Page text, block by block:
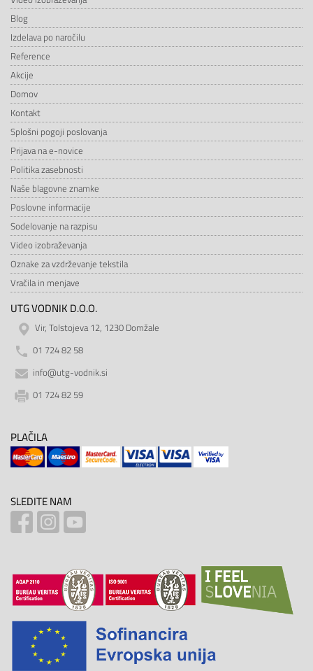
Blog
Izdelava po naročilu
Reference
Akcije
Domov
Kontakt
Splošni pogoji poslovanja
Prijava na e-novice
Politika zasebnosti
Naše blagovne znamke
Poslovne informacije
Sodelovanje na razpisu
Video izobraževanja
Oznake za vzdrževanje tekstila
Vračila in menjave
UTG VODNIK D.O.O.
Vir, Tolstojeva 12, 1230 Domžale
01 724 82 58
info@utg-vodnik.si
01 724 82 59
PLAČILA
SLEDITE NAM